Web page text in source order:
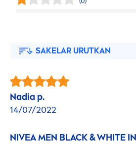
SAKELAR URUTKAN
Nadia p.
14/07/2022
NIVEAMEN BLACK&WHITE